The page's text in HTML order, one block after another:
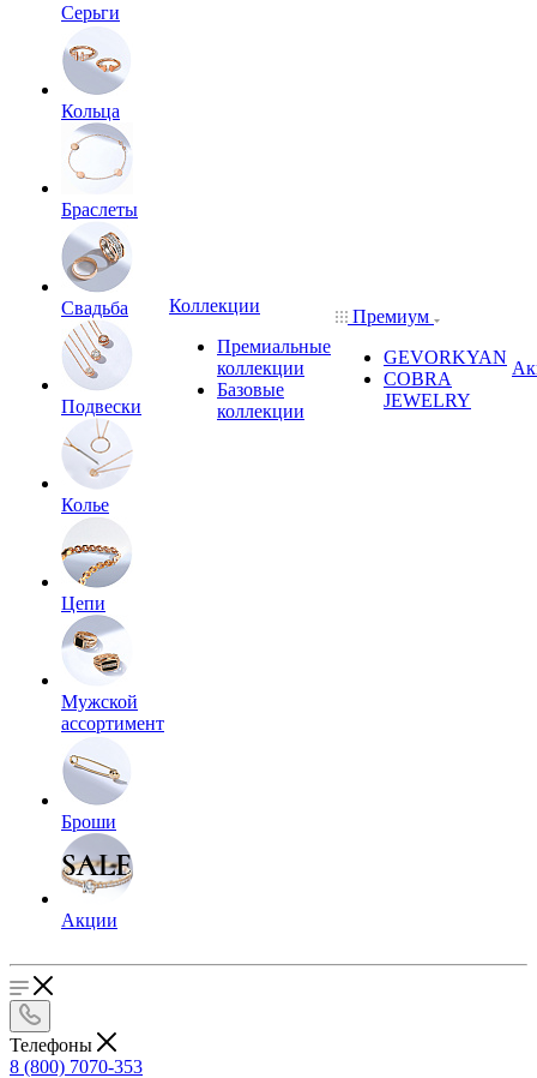
Серьги
Кольца
Браслеты
Свадьба
Подвески
Колье
Цепи
Мужской
ассортимент
Броши
Акции
Коллекции
Премиальные
коллекции
Базовые
коллекции
Премиум
GEVORKYAN
COBRA
JEWELRY
Телефоны
8 (800) 7070-353